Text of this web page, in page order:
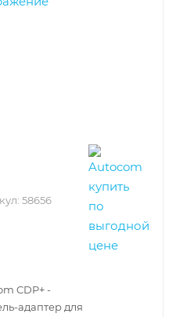
58656
CDP+ -
адаптер для